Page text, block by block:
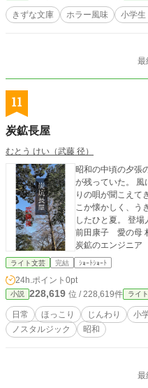
きずな文庫 ホラー風味 小学生
最
11
炭鉱長屋
むとう けい（武藤 径）
昭和の中頃の夕張
が残っていた。
りの唄が聞こえて
こか懐かしく、う
したひと夏。 登場人物 前田愛 物語の主人公。小学一年生
前田康子 愛の母
炭鉱のエンジニア
ライト文芸 完結 ｼｮｰﾄｼｮｰﾄ
24h.ポイント 0pt
小説 228,619 位 / 228,619件 ライ
日常 ほっこり じんわり 小
ノスタルジック
昭和
最